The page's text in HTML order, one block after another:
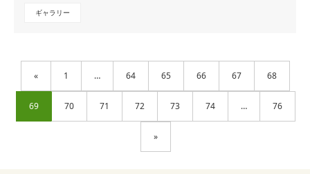
ギャラリー
« 1 … 64 65 66 67 68
69 70 71 72 73 74 … 76
»